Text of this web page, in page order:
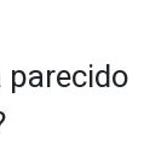
parecido